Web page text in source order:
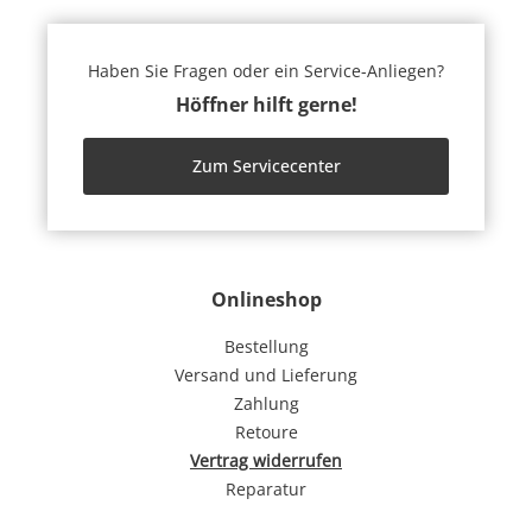
Onlineshop
Bestellung
Versand und Lieferung
Zahlung
Retoure
Vertrag widerrufen
Reparatur
Haben Sie Fragen oder ein Service-Anliegen?
Höffner hilft gerne!
Zum Servicecenter